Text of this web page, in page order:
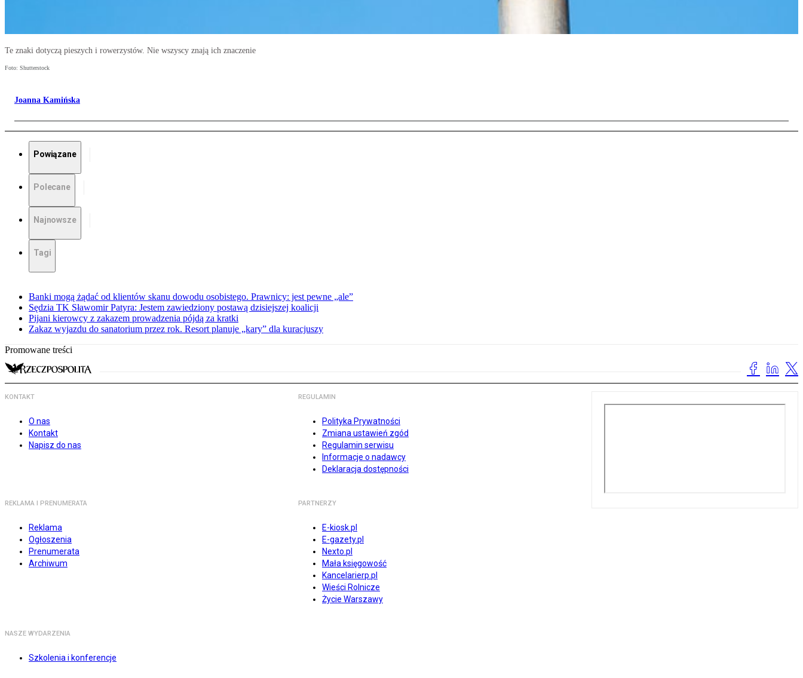
Te znaki dotyczą pieszych i rowerzystów. Nie wszyscy znają ich znaczenie
Foto: Shutterstock
Joanna Kamińska
Powiązane
Polecane
Najnowsze
Tagi
Banki mogą żądać od klientów skanu dowodu osobistego. Prawnicy: jest pewne „ale”
Sędzia TK Sławomir Patyra: Jestem zawiedziony postawą dzisiejszej koalicji
Pijani kierowcy z zakazem prowadzenia pójdą za kratki
Zakaz wyjazdu do sanatorium przez rok. Resort planuje „kary” dla kuracjuszy
Promowane treści
KONTAKT
O nas
Kontakt
Napisz do nas
REGULAMIN
Polityka Prywatności
Zmiana ustawień zgód
Regulamin serwisu
Informacje o nadawcy
Deklaracja dostępności
REKLAMA I PRENUMERATA
Reklama
Ogłoszenia
Prenumerata
Archiwum
PARTNERZY
E-kiosk.pl
E-gazety.pl
Nexto.pl
Mała księgowość
Kancelarierp.pl
Wieści Rolnicze
Życie Warszawy
NASZE WYDARZENIA
Szkolenia i konferencje